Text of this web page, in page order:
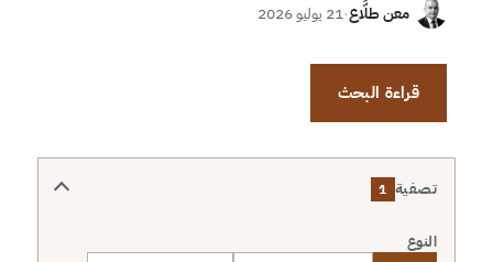
معن طلَّاع·21 يوليو 2026
قراءة البحث
تصفية 1
النوع